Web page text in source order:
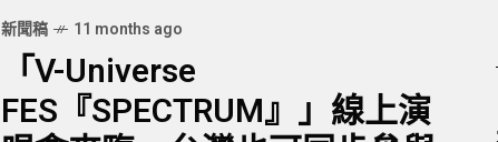
新聞稿 11 months ago
「V-Universe
FES『SPECTRUM』」線上演